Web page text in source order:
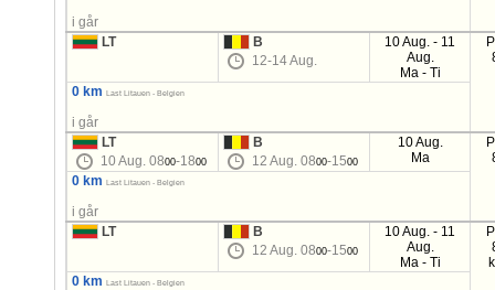
i går
LT
B
12-14 Aug.
10 Aug. - 11
Aug.
Ma - Ti
0 km Last Litauen - Belgien
i går
LT
10 Aug. 0800-1800
B
12 Aug. 0800-1500
10 Aug.
Ma
0 km
Last Litauen - Belgien
i går
LT
B
12 Aug. 0800-1500
10 Aug. - 11
Aug.
Ma - Ti
0 km
Last Litauen - Belgien